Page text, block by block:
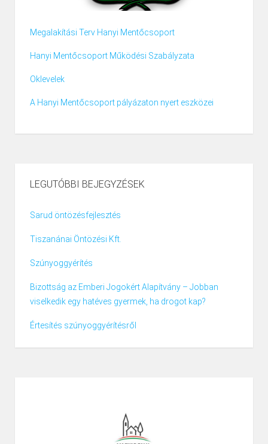
Megalakítási Terv Hanyi Mentőcsoport
Hanyi Mentőcsoport Működési Szabályzata
Oklevelek
A Hanyi Mentőcsoport pályázaton nyert eszközei
LEGUTÓBBI BEJEGYZÉSEK
Sarud öntözésfejlesztés
Tiszanánai Öntözési Kft.
Szúnyoggyérítés
Bizottság az Emberi Jogokért Alapítvány – Jobban
viselkedik egy hatéves gyermek, ha drogot kap?
Értesítés szúnyoggyérítésről